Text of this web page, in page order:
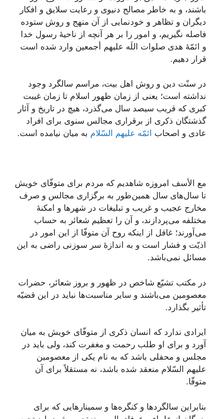
باشند، و به خاطر مصالح دنیوی و رعایت سلایق و افکار
دیگران و تظاهر و خودنمایی از آن منهج و روش ستوده
فاصله نگیریم، و امور را بر هر آنچه از ناحیۀ رسول خدا
و ائمّۀ هدی صلوات اللَه علیهم أجمعین وارد شده است
قرار دهیم.
در سنّت دین و روش اهل بیت، مراسم سالگرد وجود
نداشته است؛ یعنی از زمان ظهور اسلام تا زمان غیبت
کبری که قریب سیصد سال می‌گذرد، هیچ در تاریخ و آثار
گذشتگان ذکری از برقراری مجالس سنوی برای افراد
عادی و اصحاب ائمّه علیهم السّلام به میان نیامده است.
مع الأسف امروزه شاهدیم که مردم برای متوفّای خویش
تا سال‌های سال همین‌طور به برگزاری مجالس و صرف
مخارج عجیب و غریب و تبلیغات در شهرها و امکنۀ
مختلفه می‌پردازند، و آن را تعظیم شعائر به حساب
می‌آورند؛ غافل از اینکه روح آن متوفّا از این امور در
اذیّت و فشار است و به اندازۀ سر سوزنی راضی به این
مسائل نمی‌باشد.
در مکتب تشیّع شاخص در ظهور و بروز شعائر، حضرات
معصومین می‌باشند و سایر مناسبت‌ها نباید در این قضیّه
تأثیر بگذارد.
ایرادی ندارد که انسان ذکری از متوفّای خویش به میان
آورد و برای او طلب رحمت و مغفرت کند، ولی باید در
مجلس و محفلی باشد که به نام یکی از معصومین
علیهم السّلام منعقد شده باشد، نه مستقلاً برای آن
متوفّا.
بنابراین سالگردها و کنگره‌ها و سمینارهایی که برای